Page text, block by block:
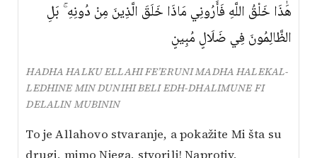
هَٰذَا خَلْقُ اللَّهِ فَأَرُونِي مَاذَا خَلَقَ الَّذِينَ مِنْ دُونِهِ ۚ بَلِ
الظَّالِمُونَ فِي ضَلَالٍ مُبِينٍ
HADHA HALKU ELLAHI FE’ERUNI MADHA HALEKAL-
LEDHINE MIN DUNIHI BELI EDH-DHALIMUNE FI
DELALIN MUBININ
To je Allahovo stvaranje, a pokažite Mi šta su